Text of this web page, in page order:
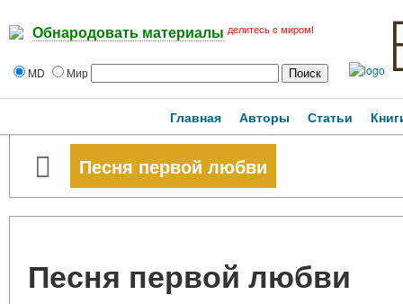
Обнародовать материалы делитесь с миром!
MD Мир
Главная Авторы Статьи
Песня первой любви
Песня первой любви